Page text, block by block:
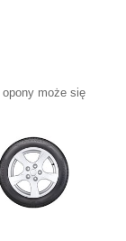
może się